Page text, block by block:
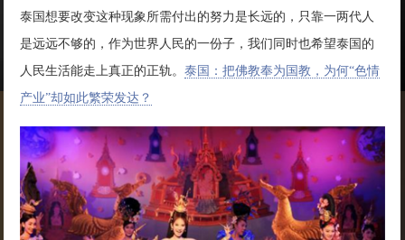
泰国想要改变这种现象所需付出的努力是长远的，只靠一两代人
是远远不够的，作为世界人民的一份子，我们同时也希望泰国的
人民生活能走上真正的正轨。泰国：把佛教奉为国教，为何“色情
产业”却如此繁荣发达？